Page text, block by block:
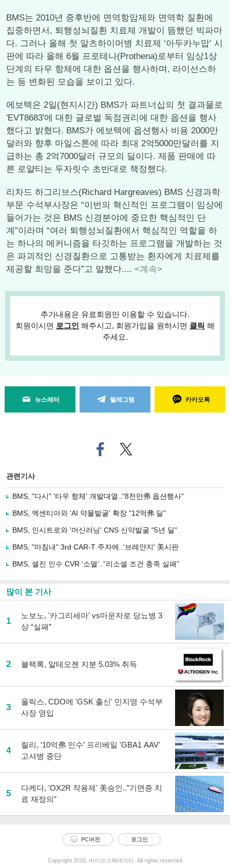
BMS는 2010년 중후반에 면역항암제와 면역학 질환에
집중하면서, 퇴행성뇌질환 치료제 개발이 뜸했던 빅파마
다. 그러나 올해 첫 알츠하이머병 치료제 ‘아두카누맙’ 시
판에 따라 올해 6월 프로테나(Prothena)로부터 임상1상
단계의 타우 항체에 대한 옵션을 행사하며, 라이선스하
는 등 변화된 모습을 보이고 있다.
에보텍은 2일(현지시간) BMS가 파트너십의 첫 결과물로
'EVT8683'에 대한 글로벌 독점권리에 대한 옵션을 행사
했다고 밝혔다. BMS가 에보텍에 옵션행사 비용 2000만
달러와 향후 마일스톤에 따라 최대 2억5000만달러를 지
급하는 총 2억7000달러 규모의 딜이다. 제품 판매에 따
른 로얄티는 두자릿수 초반대로 책정했다.
리차드 하그리브스(Richard Hargreaves) BMS 신경과학
부문 수석부사장은 “이번의 혁신적인 프로그램이 임상에
들어가는 것은 BMS 신경분야에 중요한 핵심적인 단
계”이라며 “여러 퇴행성뇌질환에서 핵심적인 역할을 하
는 하나의 메커니즘을 타깃하는 프로그램을 개발하는 것
은 파괴적인 신경질환으로 고통받는 환자에게 치료제를
제공할 희망을 준다”고 말했다.... <계속>
추가내용은 유료회원만 이용할 수 있습니다.
회원이시면 로그인 해주시고, 회원가입을 원하시면 클릭 해
주세요.
뉴스레터 텔레그램 카카오톡
페
이
로
기
사
유
기
트위
터로
관련기사
BMS, "다시" '타우 항체' 개발대열.."8천만弗 옵션행사"
BMS, 엑센티아와 'AI 약물발굴' 확장 "12억弗 딜"
BMS, 인시트로와 '머신러닝' CNS 신약발굴 "5년 딜"
BMS, "마침내" 3rd CAR-T 주자에..'브레얀지' 美시판
BMS, 셀진 인수 CVR ‘소멸’..”리소셀 조건 충족 실패”
많이 본 기사
1
노보노, '카그리세마' vs마운자로 당뇨병 3
상 “실패”
2 블랙록, 알테오젠 지분 5.03% 취득
3
올릭스, CDO에 'GSK 출신' 민지영 수석부
사장 영입
4
릴리, ‘10억弗 인수’ 프리베일 'GBA1 AAV'
고셔병 중단
5
다케다, 'OX2R 작용제' 美승인..”기면증 치
료 재정의”
PC버전 로그인
Copyright 2016. 바이오스펙테이터. All rights reserved